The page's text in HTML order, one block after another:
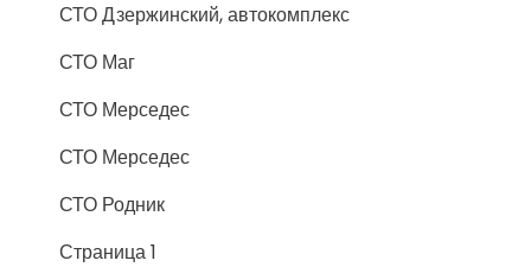
СТО Дзержинский, автокомплекс
СТО Маг
СТО Мерседес
СТО Мерседес
СТО Родник
Страница 1